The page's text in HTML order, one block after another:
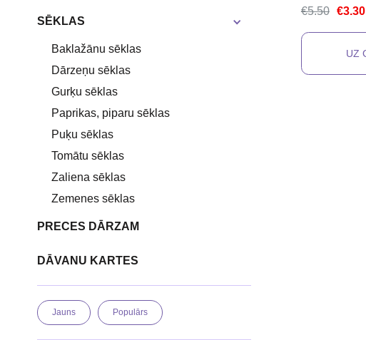
SĒKLAS
Baklažānu sēklas
Dārzeņu sēklas
Gurķu sēklas
Paprikas, piparu sēklas
Puķu sēklas
Tomātu sēklas
Zaliena sēklas
Zemenes sēklas
PRECES DĀRZAM
DĀVANU KARTES
Jauns Populārs
€5.50 €3.30